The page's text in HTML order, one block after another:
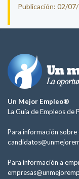
Publicación: 02/
Un Mejor Empleo®
La Guía de Empleos de
Para información
Para información a